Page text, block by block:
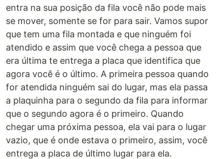
entra na sua posição da fila você não pode mais
se mover, somente se for para sair. Vamos supor
que tem uma fila montada e que ninguém foi
atendido e assim que você chega a pessoa que
era última te entrega a placa que identifica que
agora você é o último. A primeira pessoa quando
for atendida ninguém sai do lugar, mas ela passa
a plaquinha para o segundo da fila para informar
que o segundo agora é o primeiro. Quando
chegar uma próxima pessoa, ela vai para o lugar
vazio, que é onde estava o primeiro, assim, você
entrega a placa de último lugar para ela.